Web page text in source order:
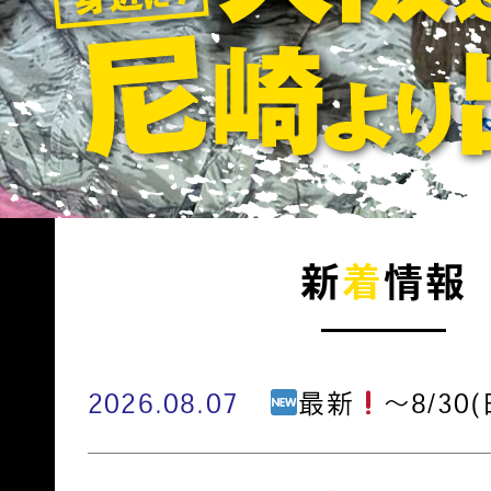
新着情報
2026.08.07 最新 ～8/30(